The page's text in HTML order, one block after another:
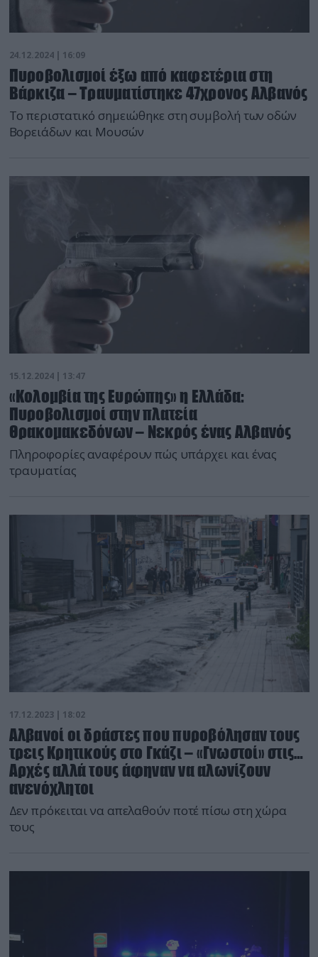
24.12.2024 | 16:09
Πυροβολισμοί έξω από καφετέρια στη
Βάρκιζα – Τραυματίστηκε 47χρονος Αλβανός
To περιστατικό σημειώθηκε στη συμβολή των οδών
Βορειάδων και Μουσών
15.12.2024 | 13:47
«Κολομβία της Ευρώπης» η Ελλάδα:
Πυροβολισμοί στην πλατεία
Θρακομακεδόνων – Νεκρός ένας Αλβανός
Πληροφορίες αναφέρουν πώς υπάρχει και ένας
τραυματίας
17.12.2023 | 18:02
Αλβανοί οι δράστες που πυροβόλησαν τους
τρεις Κρητικούς στο Γκάζι – «Γνωστοί» στις…
Αρχές αλλά τους άφηναν να αλωνίζουν
ανενόχλητοι
Δεν πρόκειται να απελαθούν ποτέ πίσω στη χώρα
τους